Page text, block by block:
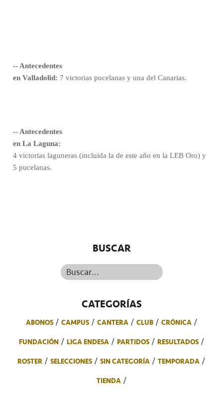
-- Antecedentes
en Valladolid: 7 victorias pucelanas y una del Canarias.
-- Antecedentes
en La Laguna:
4 victorias laguneras (incluida la de este año en la LEB Oro) y
5 pucelanas.
BUSCAR
Buscar...
CATEGORÍAS
ABONOS CAMPUS CANTERA CLUB
CRÓNICA
FUNDACIÓN
LIGA ENDESA PARTIDOS
RESULTADOS
ROSTER
SELECCIONES SIN CATEGORÍA
TEMPORADA
TIENDA